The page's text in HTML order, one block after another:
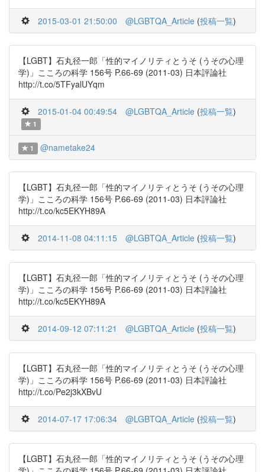
2015-03-01 21:50:00 @LGBTQA_Article (投稿一覧)
【LGBT】石丸径一郎「性的マイノリティとうそ (うその心理
学)」こころの科学 156号 P.66-69 (2011-03) 日本評論社
http://t.co/5TFyalUYqm
2015-01-04 00:49:54 @LGBTQA_Article (投稿一覧)
1
1 @nametake24
【LGBT】石丸径一郎「性的マイノリティとうそ (うその心理
学)」こころの科学 156号 P.66-69 (2011-03) 日本評論社
http://t.co/kc5EKYH89A
2014-11-08 04:11:15 @LGBTQA_Article (投稿一覧)
【LGBT】石丸径一郎「性的マイノリティとうそ (うその心理
学)」こころの科学 156号 P.66-69 (2011-03) 日本評論社
http://t.co/kc5EKYH89A
2014-09-12 07:11:21 @LGBTQA_Article (投稿一覧)
【LGBT】石丸径一郎「性的マイノリティとうそ (うその心理
学)」こころの科学 156号 P.66-69 (2011-03) 日本評論社
http://t.co/Pe2j3kXBvU
2014-07-17 17:06:34 @LGBTQA_Article (投稿一覧)
【LGBT】石丸径一郎「性的マイノリティとうそ (うその心理